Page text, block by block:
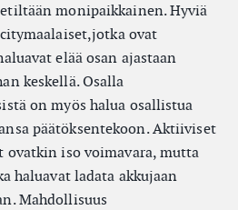
monipaikkainen. Hyviä
ovat
elää osan ajastaan
keskellä. Osalla
on myös halua osallistua
päätöksentekoon. Aktiiviset
iso voimavara, mutta
haluavat ladata akkujaan
Mahdollisuus